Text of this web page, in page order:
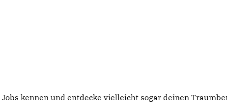
kennen und entdecke vielleicht sogar deinen